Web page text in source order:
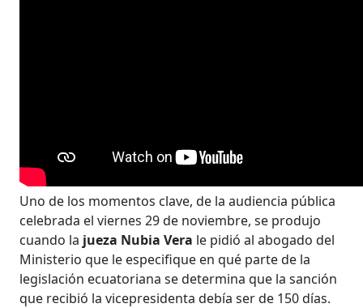
Uno de los momentos clave, de la audiencia pública
celebrada el viernes 29 de noviembre, se produjo
cuando la jueza Nubia Vera le pidió al abogado del
Ministerio que le especifique en qué parte de la
legislación ecuatoriana se determina que la sanción
que recibió la vicepresidenta debía ser de 150 días.